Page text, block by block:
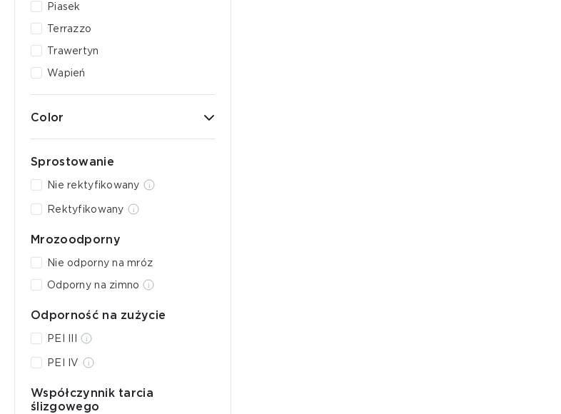
Piasek
Terrazzo
Trawertyn
Wapień
Color
Sprostowanie
Nie rektyfikowany
Rektyfikowany
Mrozoodporny
Nie odporny na mróz
Odporny na zimno
Odporność na zużycie
PEI III
PEI IV
Współczynnik tarcia
ślizgowego